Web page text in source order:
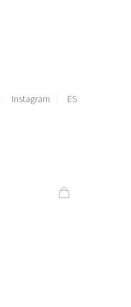
Instagram ES